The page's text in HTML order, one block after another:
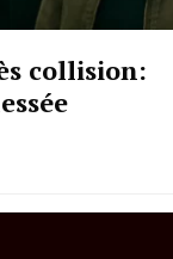
collision: